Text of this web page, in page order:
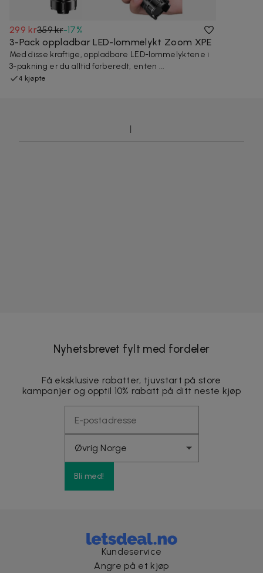
299 kr359 kr-17%
3-Pack oppladbar LED-lommelykt Zoom XPE
Med disse kraftige, oppladbare LED-lommelyktene i
3-pakning er du alltid forberedt, enten ...
4 kjøpte
Nyhetsbrevet fylt med fordeler
Få eksklusive rabatter, tjuvstart på store
kampanjer og opptil 10% rabatt på ditt neste kjøp
Bli med!
Kundeservice
Angre på et kjøp